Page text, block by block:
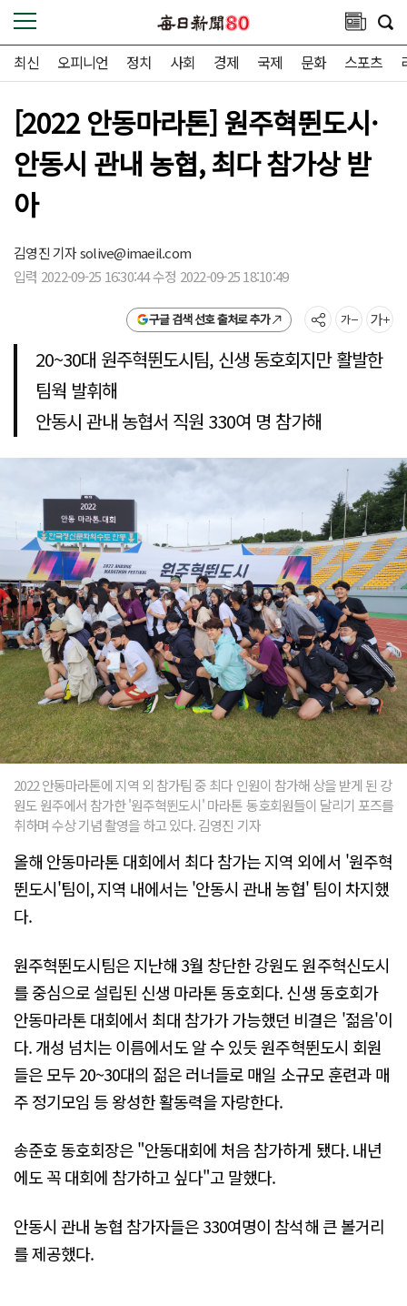
최신 오피니언 정치 사회 경제 국제 문화 스포츠
[2022 안동마라톤] 원주혁뛴도시·
안동시 관내 농협, 최다 참가상 받
아
김영진 기자solive@imaeil.com
입력 2022-09-25 16:30:44 수정 2022-09-25 18:10:49
구글 검색 선호 출처로 추가
20~30대 원주혁뛴도시팀, 신생 동호회지만 활발한
팀웍 발휘해
안동시 관내 농협서 직원 330여 명 참가해
2022 안동마라톤에 지역 외 참가팀 중 최다 인원이 참가해 상을 받게 된 강
원도 원주에서 참가한 '원주혁뛴도시' 마라톤 동호회원들이 달리기 포즈를
취하며 수상 기념 촬영을 하고 있다. 김영진 기자
올해 안동마라톤 대회에서 최다 참가는 지역 외에서 '원주혁
뛴도시'팀이, 지역 내에서는 '안동시 관내 농협' 팀이 차지했
다.
원주혁뛴도시팀은 지난해 3월 창단한 강원도 원주혁신도시
를 중심으로 설립된 신생 마라톤 동호회다. 신생 동호회가
안동마라톤 대회에서 최대 참가가 가능했던 비결은 '젊음'이
다. 개성 넘치는 이름에서도 알 수 있듯 원주혁뛴도시 회원
들은 모두 20~30대의 젊은 러너들로 매일 소규모 훈련과 매
주 정기모임 등 왕성한 활동력을 자랑한다.
송준호 동호회장은 "안동대회에 처음 참가하게 됐다. 내년
에도 꼭 대회에 참가하고 싶다"고 말했다.
안동시 관내 농협 참가자들은 330여명이 참석해 큰 볼거리
를 제공했다.